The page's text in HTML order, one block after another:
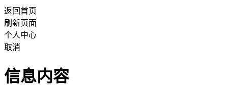
返回首页
刷新页面
个人中心
取消
信息内容